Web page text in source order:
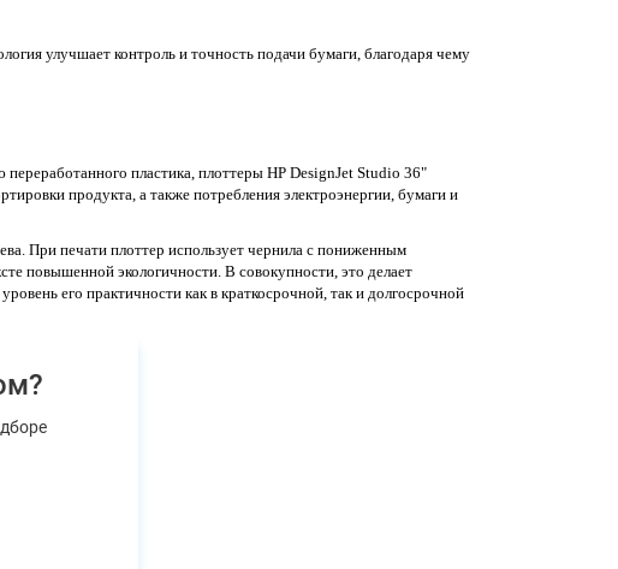
улучшает контроль и точность подачи бумаги, благодаря чему
пластика, плоттеры HP DesignJet Studio 36"
продукта, а также потребления электроэнергии, бумаги и
При печати плоттер использует чернила с пониженным
повышенной экологичности. В совокупности, это делает
его практичности как в краткосрочной, так и долгосрочной